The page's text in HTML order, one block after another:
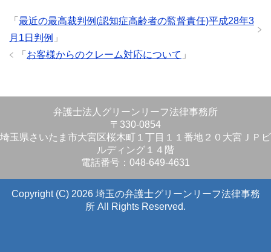
「 最近の最高裁判例(認知症高齢者の監督責任)平成28年3
月1日判例 」
「 お客様からのクレーム対応について 」
弁護士法人グリーンリーフ法律事務所
〒330-0854
埼玉県さいたま市大宮区桜木町１丁目１１番地２０大宮ＪＰビ
ルディング１４階
電話番号：048-649-4631
Copyright (C) 2026 埼玉の弁護士グリーンリーフ法律事務
所 All Rights Reserved.